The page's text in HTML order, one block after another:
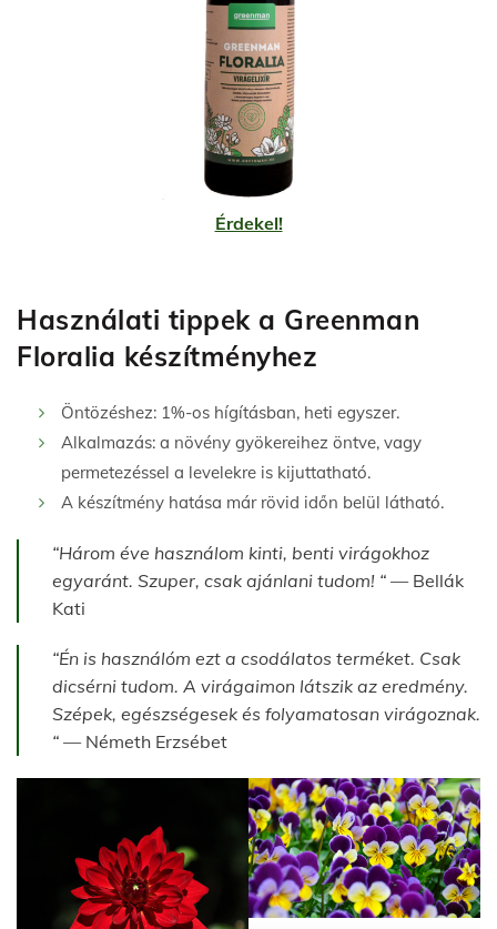
Érdekel!
Használati tippek a Greenman
Floralia készítményhez
Öntözéshez: 1%-os hígításban, heti egyszer.
Alkalmazás: a növény gyökereihez öntve, vagy
permetezéssel a levelekre is kijuttatható.
A készítmény hatása már rövid időn belül látható.
“Három éve használom kinti, benti virágokhoz
egyaránt. Szuper, csak ajánlani tudom! “ — Bellák
Kati
“Én is használóm ezt a csodálatos terméket. Csak
dicsérni tudom. A virágaimon látszik az eredmény.
Szépek, egészségesek és folyamatosan virágoznak.
“ — Németh Erzsébet